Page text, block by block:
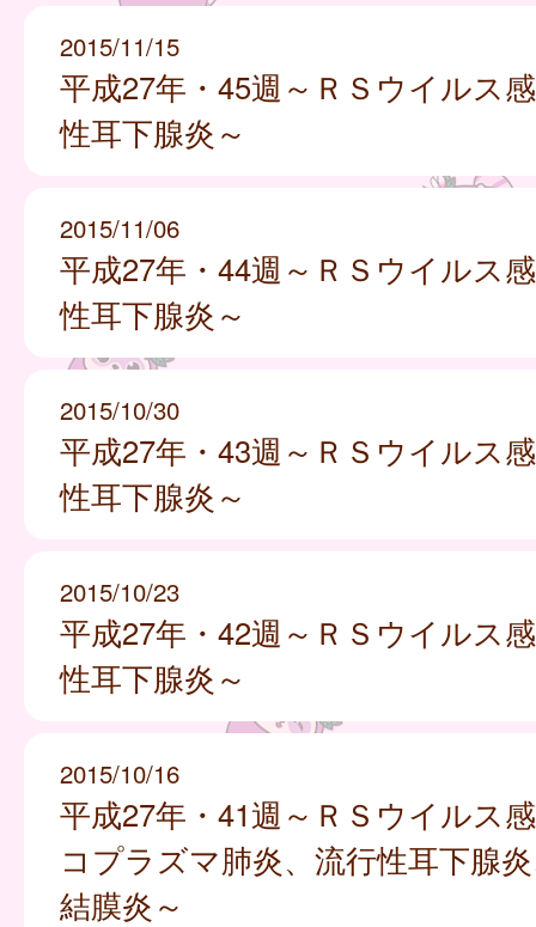
2015/11/15
平成27年・45週～ＲＳウイルス
性耳下腺炎～
2015/11/06
平成27年・44週～ＲＳウイルス
性耳下腺炎～
2015/10/30
平成27年・43週～ＲＳウイルス
性耳下腺炎～
2015/10/23
平成27年・42週～ＲＳウイルス
性耳下腺炎～
2015/10/16
平成27年・41週～ＲＳウイルス
コプラズマ肺炎、流行性耳下腺
結膜炎～